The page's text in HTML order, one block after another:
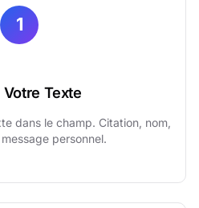
1
Votre Texte
dans le champ. Citation, nom,
personnel.